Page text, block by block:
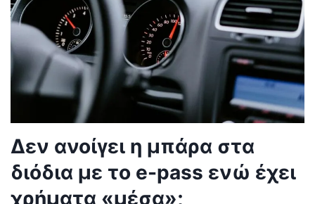
Δεν ανοίγει η μπάρα στα
διόδια με το e-pass ενώ έχει
χρήματα «μέσα»;